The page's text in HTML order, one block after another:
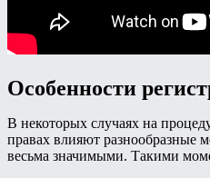
Особенности
В некоторых случаях на
правах влияют разнообразные
весьма значимыми. Такими